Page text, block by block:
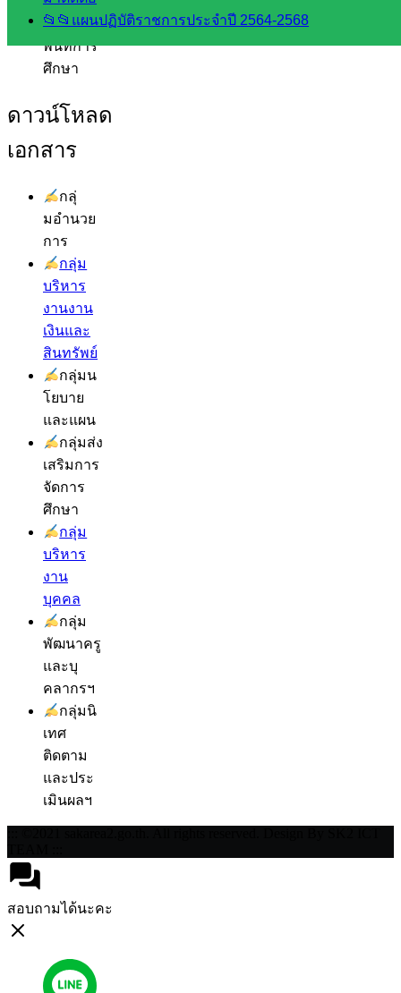
📂📂แผนปฏิบัติราชการประจำปี 2564-2568
อ.ค.ก.ศ.เขต
พื้นที่การ
ศึกษา
ดาวน์โหลด
เอกสาร
กลุ่
มอำนวย
การ
กลุ่ม
บริหาร
งานงาน
เงินและ
สินทรัพย์
กลุ่มน
โยบาย
และแผน
กลุ่มส่ง
เสริมการ
จัดการ
ศึกษา
กลุ่ม
บริหาร
งาน
บุคคล
กลุ่ม
พัฒนาครู
และบุ
คลากรฯ
กลุ่มนิ
เทศ
ติดตาม
และประ
เมินผลฯ
สอบถามได้นะคะ